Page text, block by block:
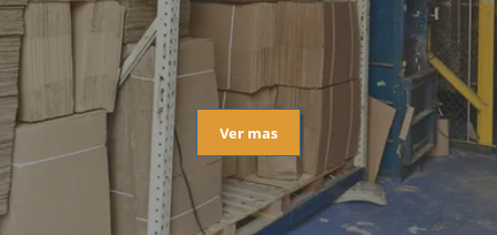
Ver mas